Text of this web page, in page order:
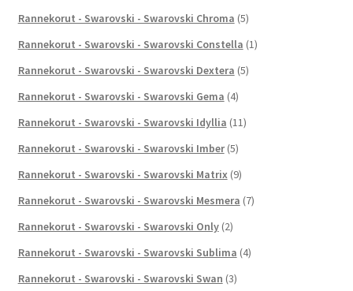
Rannekorut - Swarovski - Swarovski Chroma (5)
Rannekorut - Swarovski - Swarovski Constella (1)
Rannekorut - Swarovski - Swarovski Dextera (5)
Rannekorut - Swarovski - Swarovski Gema (4)
Rannekorut - Swarovski - Swarovski Idyllia (11)
Rannekorut - Swarovski - Swarovski Imber (5)
Rannekorut - Swarovski - Swarovski Matrix (9)
Rannekorut - Swarovski - Swarovski Mesmera (7)
Rannekorut - Swarovski - Swarovski Only (2)
Rannekorut - Swarovski - Swarovski Sublima (4)
Rannekorut - Swarovski - Swarovski Swan (3)